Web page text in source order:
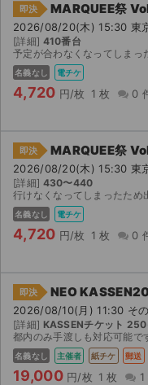
ライブ・コンサート（国
ライブ・コンサート（海
イベント
演劇・ミュージカル
ご利用ガイド
ご利用ガイド
AIに質問する
よくある質問
お知らせ
即決 MARQUEE祭
2026/08/20(木) 15:30 東
[詳細] 410番台
予定が合わなくなってしまったため出品いたします。 【お渡し方法】 電子チケッ
名義なし 電チケ
4,720 円/枚 1 枚 0
即決 MARQUEE祭
2026/08/20(木) 15:30 東
[詳細] 430〜440
行けなくなってしまったため出品いたします。
名義なし 電チケ
4,720 円/枚 1 枚 0
即決 NEO
2026/08/10(月) 11:30 そ
[詳細] KASSENチケット
都内のみ手渡しも対応可能です。当日現地で
名義なし 主催者 紙チケ 郵送
19,000 円/枚 1 枚